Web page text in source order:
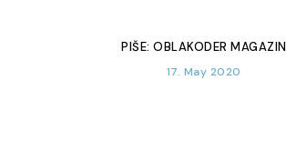
PIŠE:OBLAKODER MAGAZIN
17. May 2020